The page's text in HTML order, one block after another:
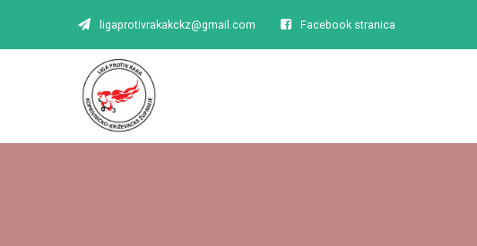
ligaprotivrakakckz@gmail.com Facebook stranica